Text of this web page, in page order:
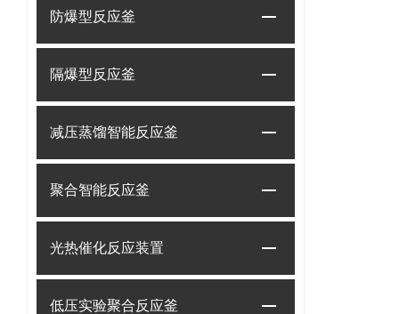
防爆型反应釜
隔爆型反应釜
减压蒸馏智能反应釜
聚合智能反应釜
光热催化反应装置
低压实验聚合反应釜